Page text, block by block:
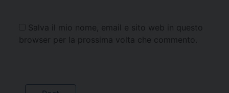
Salva il mio nome, email e sito web in questo
browser per la prossima volta che commento.